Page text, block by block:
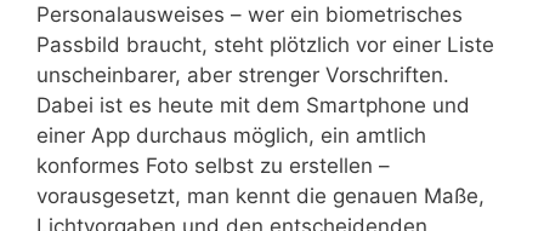
Personalausweises – wer ein biometrisches
Passbild braucht, steht plötzlich vor einer Liste
unscheinbarer, aber strenger Vorschriften.
Dabei ist es heute mit dem Smartphone und
einer App durchaus möglich, ein amtlich
konformes Foto selbst zu erstellen –
vorausgesetzt, man kennt die genauen Maße,
Lichtvorgaben und den entscheidenden